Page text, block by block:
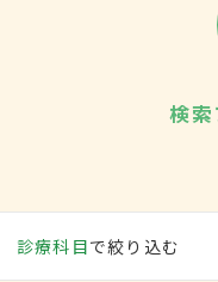
検索
診療科目で絞り込む